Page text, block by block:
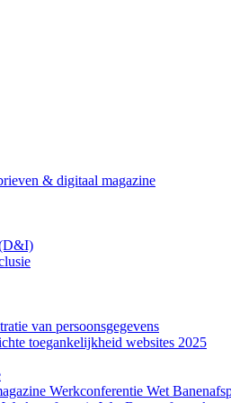
& digitaal magazine
van persoonsgegevens
toegankelijkheid websites 2025
Werkconferentie Wet